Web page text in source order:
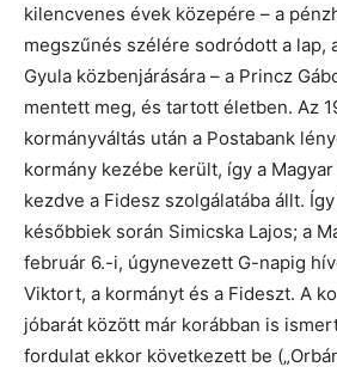
kilencvenes évek közepére – a
megszűnés szélére sodródott a lap,
Gyula közbenjárására – a Princz
mentett meg, és tartott életben. Az
kormányváltás után a Postabank
kormány kezébe került, így a
kezdve a Fidesz szolgálatába állt.
későbbiek során Simicska Lajos; a
február 6.-i, úgynevezett G-napig
Viktort, a kormányt és a Fideszt. A
jóbarát között már korábban is
fordulat ekkor következett be